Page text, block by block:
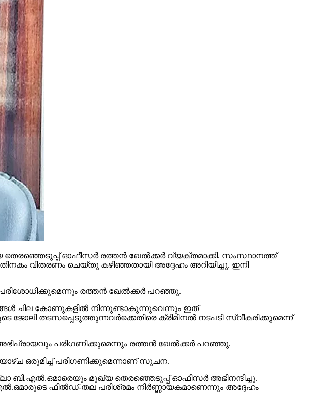
ഓഫീസര്‍ രത്തന്‍ ഖേല്‍ക്കര്‍ വ്യക്തമാക്കി. സംസ്ഥാനത്ത്
വിതരണം ചെയ്തു കഴിഞ്ഞതായി അദ്ദേഹം അറിയിച്ചു. ഇനി
രത്തന്‍ ഖേല്‍ക്കര്‍ പറഞ്ഞു.
ചില കോണുകളില്‍ നിന്നുണ്ടാകുന്നുവെന്നും ഇത്
തടസപ്പെടുത്തുന്നവര്‍ക്കെതിരെ ക്രിമിനല്‍ നടപടി സ്വീകരിക്കുമെന്ന്
അഭിപ്രായവും പരിഗണിക്കുമെന്നും രത്തന്‍ ഖേല്‍ക്കര്‍ പറഞ്ഞു.
ഒരുമിച്ച് പരിഗണിക്കുമെന്നാണ് സൂചന.
ബി.എല്‍.ഒമാരെയും മുഖ്യ തെരഞ്ഞെടുപ്പ് ഓഫീസര്‍ അഭിനന്ദിച്ചു.
ഫീല്‍ഡ്-തല പരിശ്രമം നിര്‍ണ്ണായകമാണെന്നും അദ്ദേഹം